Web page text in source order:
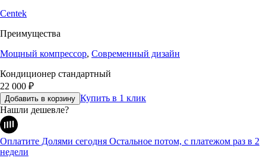
Centek
Преимущества
Мощный компрессор, Современный дизайн
Кондиционер стандартный
22 000 ₽
Добавить в корзину Купить в 1 клик
Нашли дешевле?
Оплатите Долями сегодня Остальное потом, с платежом раз в 2
недели